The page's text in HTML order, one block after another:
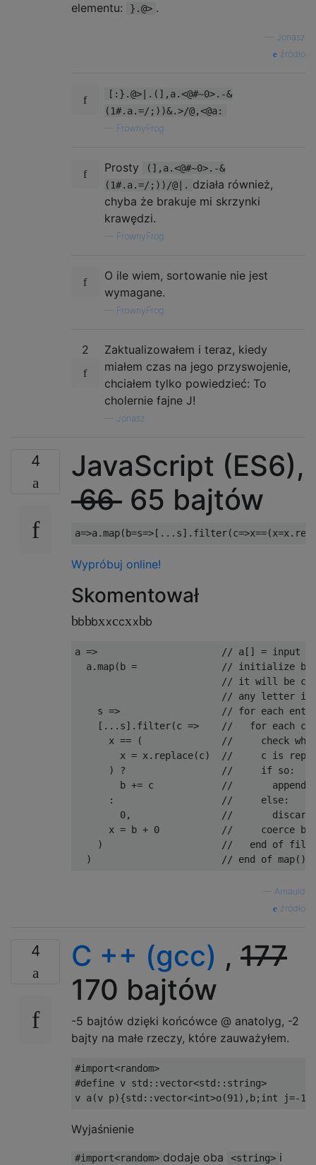
elementu: }.@> .
Jonasz
źródło
[:}.@>|.(],a.<@#~0>.-&
(1#.a.=/;))&.>/@,<@a:
FrownyFrog
Prosty
(],a.<@#~0>.-&
(1#.a.=/;))/@|. działa również,
chyba że brakuje mi skrzynki
krawędzi.
FrownyFrog
O ile wiem, sortowanie nie jest
wymagane.
FrownyFrog
2
Zaktualizowałem i teraz, kiedy
miałem czas na jego przyswojenie,
chciałem tylko powiedzieć: To
cholernie fajne J!
Jonasz
4
JavaScript (ES6),
66 65 bajtów
a=>a.map( b=s=>[... s]. filter(c=>x==(x=x.
Wypróbuj online!
Skomentował
bbbbxxccxxbb
a =>
// a[] = input
  a
.map( b =
// initialize b
// it will be
// any letter in
    s
=>
// for each
[... s]. filter(c =>
//   for each
      x
== (
//     check
        x
= x. replace(c)
//     c is
)
?
//     if so:
        b
+= c
//       append c
:
//     else:
0,
//       discard
      x
= b + 0
//     coerce b
)
//   end of
)
// end of map()
Arnauld
źródło
4 C ++ (gcc) , 177
170 bajtów
-5 bajtów dzięki końcówce @ anatolyg, -2
bajty na małe rzeczy, które zauważyłem.
#import<random>
#define v std :: vector<std :: string>
v a(v p){std :: vector<int>o(91 ), b; int j=-1
Wyjaśnienie
#import<random> dodaje oba <string> i